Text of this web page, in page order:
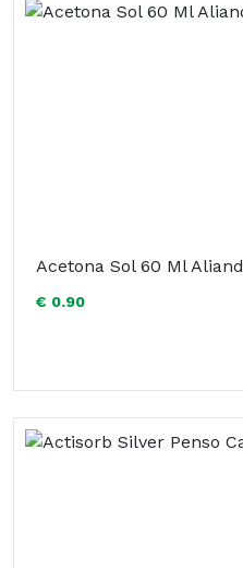
Acetona Sol 60 Ml Aliand
€ 0.90